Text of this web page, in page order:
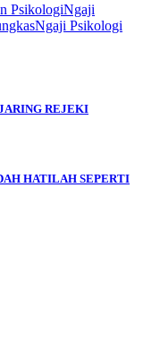
PsikologiNgaji
Ngaji Psikologi
REJEKI
HATILAH SEPERTI